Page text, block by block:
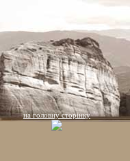
на головну сторінку